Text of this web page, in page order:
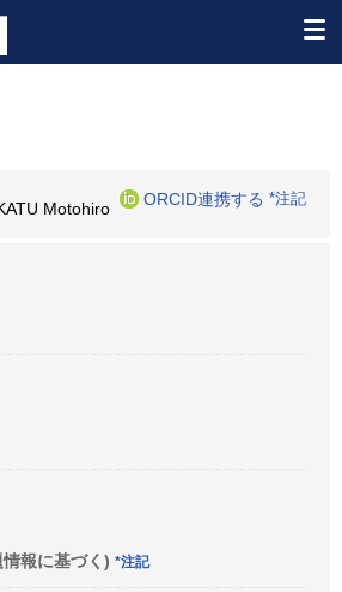
Motohiro
ORCID連携する *注記
報に基づく) *注記